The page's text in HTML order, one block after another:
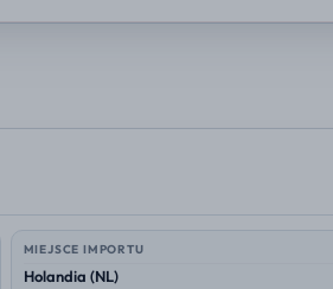
MIEJSCE IMPORTU